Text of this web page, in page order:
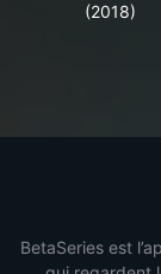
(2018)
BetaSeries est